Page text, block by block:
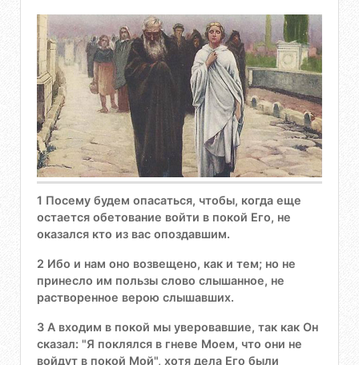
1 Посему будем опасаться, чтобы, когда еще
остается обетование войти в покой Его, не
оказался кто из вас опоздавшим.
2 Ибо и нам оно возвещено, как и тем; но не
принесло им пользы слово слышанное, не
растворенное верою слышавших.
3 А входим в покой мы уверовавшие, так как Он
сказал: "Я поклялся в гневе Моем, что они не
войдут в покой Мой", хотя дела Его были